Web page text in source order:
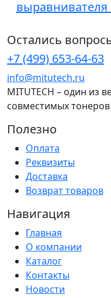
выравнивателя
Остались
+7 (499) 653-64-63
info@mitutech.ru
MITUTECH – один из
совместимых
Полезно
Оплата
Реквизиты
Доставка
Возврат товаров
Навигация
Главная
О компании
Каталог
Контакты
Новости